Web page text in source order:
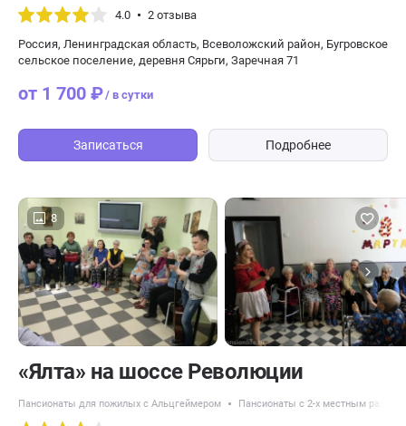
4.0 2 отзыва
Россия, Ленинградская область, Всеволожский район, Бугровское
сельское поселение, деревня Сярьги, Заречная 71
от 1 700 ₽/ в сутки
Записаться Подробнее
8
«Ялта» на шоссе Революции
Пансионаты для пожилых с Альцгеймером Пансионаты с 2-х местным